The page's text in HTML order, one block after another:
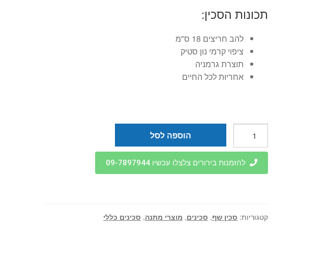
תכונות הסכין:
להב חריצים 18 ס"מ
ציפוי קרמי נון סטיק
תוצרת גרמניה
אחריות לכל החיים
סכין
סנטוקו
ס"מ
הוספה לסל
להזמנות בירורים צלצלו עכשיו 09-7897944
קטגוריות: סכין שף, סכינים, מוצרי מתנה, סכינים כללי